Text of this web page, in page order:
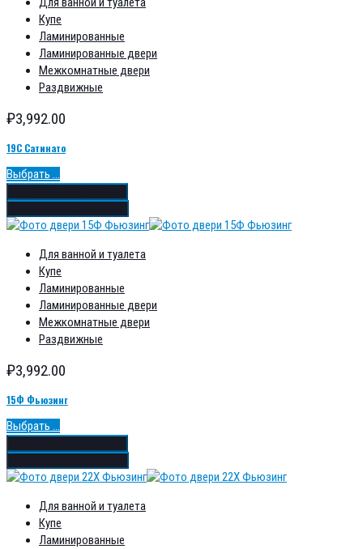
Купе
Ламинированные
Ламинированные двери
Межкомнатные двери
Раздвижные
₽3,992.00
19С Сатинато
Выбрать ...
Для ванной и туалета
Купе
Ламинированные
Ламинированные двери
Межкомнатные двери
Раздвижные
₽3,992.00
15Ф Фьюзинг
Выбрать ...
Для ванной и туалета
Купе
Ламинированные